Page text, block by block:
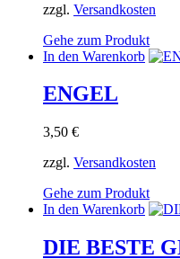
zzgl. Versandkosten
Gehe zum Produkt
In den Warenkorb
ENGEL
3,50 €
zzgl. Versandkosten
Gehe zum Produkt
In den Warenkorb
DIE BESTE